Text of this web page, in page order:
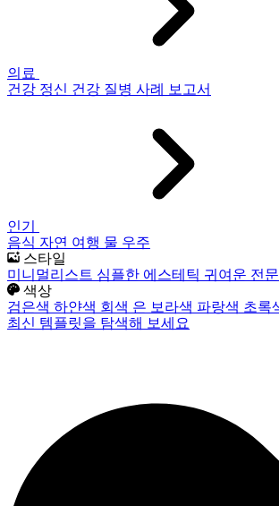
의료
건강 정신 건강 질병 사례 보고서
인기
음식 자연 여행 물 우주
스타일
미니멀리스트 심플한 에스테틱 귀여운 전
색상
검은색 하얀색 회색 은 보라색 파랑색 초록
최신 템플릿을 탐색해 보세요